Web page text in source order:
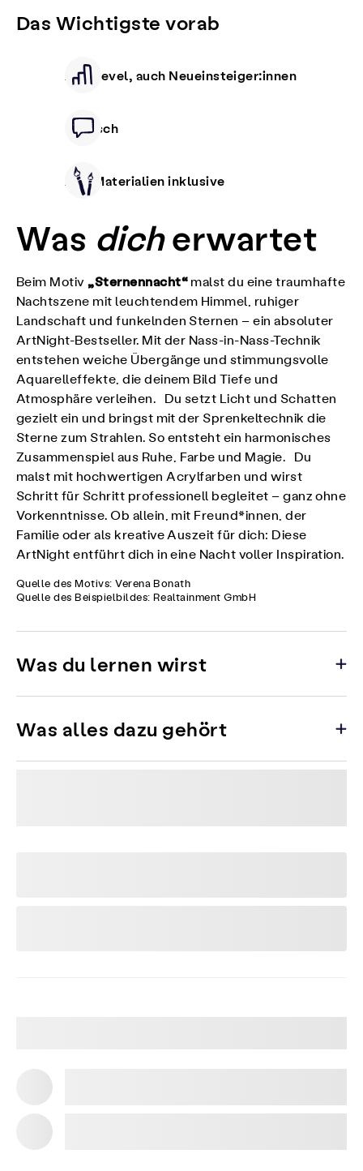
Das Wichtigste vorab
Alle Level, auch Neueinsteiger:innen
Deutsch
Alle Materialien inklusive
Was dicherwartet
Beim Motiv „Sternennacht“ malst du eine traumhafte
Nachtszene mit leuchtendem Himmel, ruhiger
Landschaft und funkelnden Sternen – ein absoluter
ArtNight-Bestseller. Mit der Nass-in-Nass-Technik
entstehen weiche Übergänge und stimmungsvolle
Aquarelleffekte, die deinem Bild Tiefe und
Atmosphäre verleihen. Du setzt Licht und Schatten
gezielt ein und bringst mit der Sprenkeltechnik die
Sterne zum Strahlen. So entsteht ein harmonisches
Zusammenspiel aus Ruhe, Farbe und Magie. Du
malst mit hochwertigen Acrylfarben und wirst
Schritt für Schritt professionell begleitet – ganz ohne
Vorkenntnisse. Ob allein, mit Freund*innen, der
Familie oder als kreative Auszeit für dich: Diese
ArtNight entführt dich in eine Nacht voller Inspiration.
Quelle des Motivs: Verena Bonath
Quelle des Beispielbildes: Realtainment GmbH
Was du lernen wirst
Was alles dazu gehört